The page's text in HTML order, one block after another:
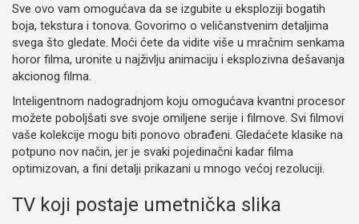
Sve ovo vam omogućava da se izgubite u eksploziji bogatih
boja, tekstura i tonova. Govorimo o veličanstvenim detaljima
svega što gledate. Moći ćete da vidite više u mračnim senkama
horor filma, uronite u najživlju animaciju i eksplozivna dešavanja
akcionog filma.
Inteligentnom nadogradnjom koju omogućava kvantni procesor
možete poboljšati sve svoje omiljene serije i filmove. Svi filmovi
vaše kolekcije mogu biti ponovo obrađeni. Gledaćete klasike na
potpuno nov način, jer je svaki pojedinačni kadar filma
optimizovan, a fini detalji prikazani u mnogo većoj rezoluciji.
TV koji postaje umetnička slika